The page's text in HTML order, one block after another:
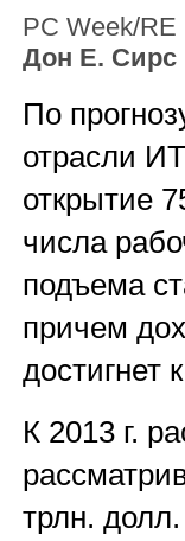
PC Week/
Дон Е. Сирс
По
отрасли
открытие
числа
подъема
причем
достигнет
К 2013 г.
трлн.